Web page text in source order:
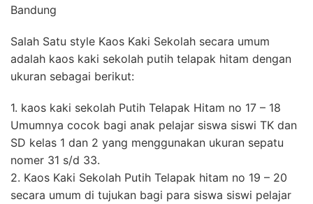
Bandung
Salah Satu style Kaos Kaki Sekolah secara umum
adalah kaos kaki sekolah putih telapak hitam dengan
ukuran sebagai berikut:
1. kaos kaki sekolah Putih Telapak Hitam no 17 – 18
Umumnya cocok bagi anak pelajar siswa siswi TK dan
SD kelas 1 dan 2 yang menggunakan ukuran sepatu
nomer 31 s/d 33.
2. Kaos Kaki Sekolah Putih Telapak hitam no 19 – 20
secara umum di tujukan bagi para siswa siswi pelajar